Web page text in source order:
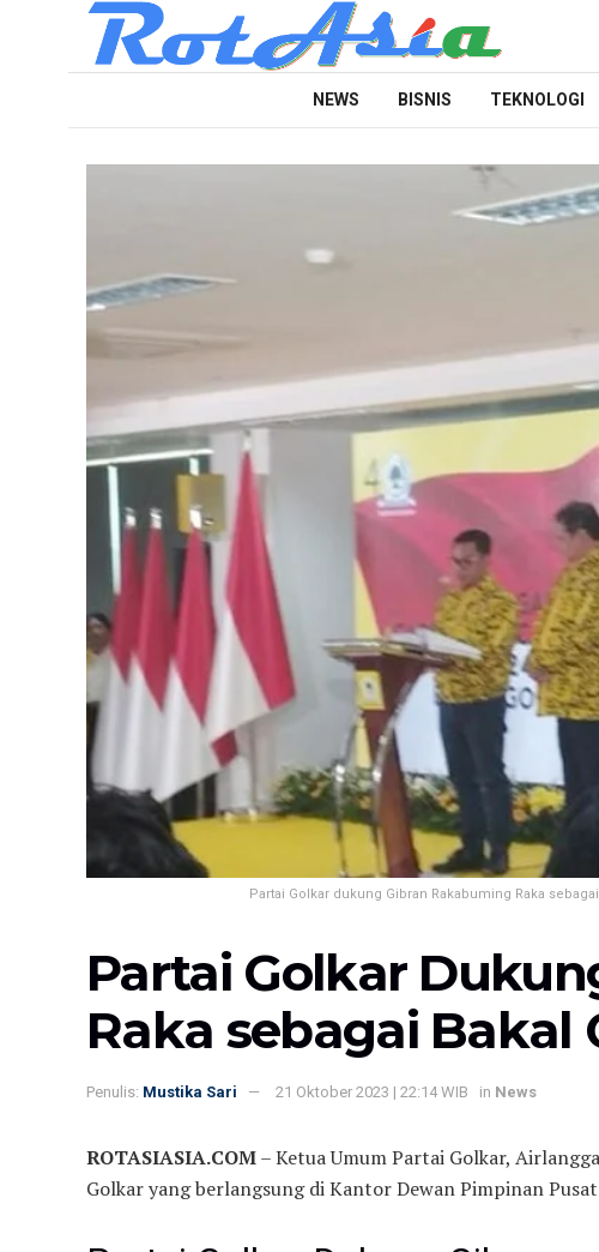
NEWS BISNIS TEKNOLOGI
Partai Golkar dukung Gibran Rakabuming Raka
Partai Golkar
Raka sebagai Bakal
Penulis: Mustika Sari 21 Oktober 2023 | 22:14 WIB in News
ROTASIASIA.COM– Ketua Umum Partai Golkar,
Golkar yang berlangsung di Kantor Dewan Pimpinan